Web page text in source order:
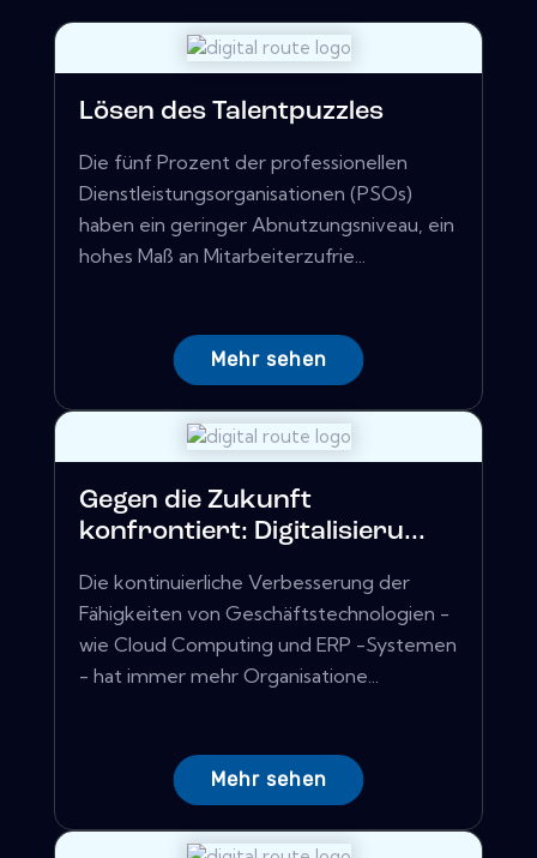
Lösen des Talentpuzzles
Die fünf Prozent der professionellen
Dienstleistungsorganisationen (PSOs)
haben ein geringer Abnutzungsniveau, ein
hohes Maß an Mitarbeiterzufrie...
Mehr sehen
Gegen die Zukunft
konfrontiert: Digitalisieru...
Die kontinuierliche Verbesserung der
Fähigkeiten von Geschäftstechnologien -
wie Cloud Computing und ERP -Systemen
- hat immer mehr Organisatione...
Mehr sehen